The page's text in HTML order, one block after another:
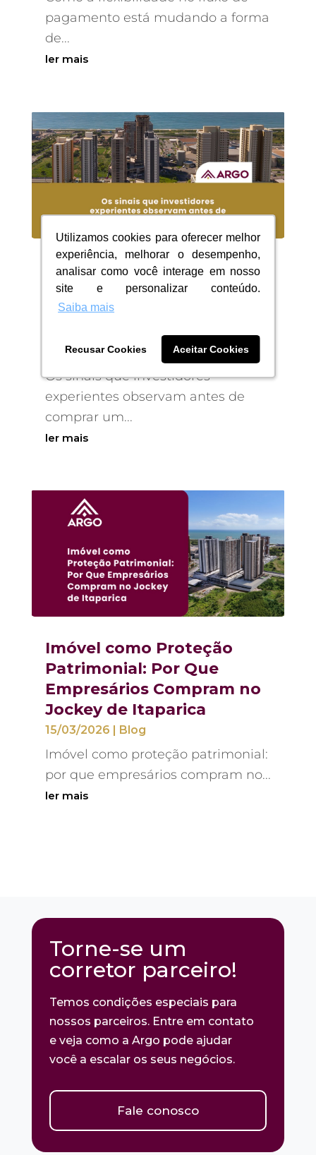
Utilizamos cookies para oferecer melhor
experiência, melhorar o desempenho,
analisar como você interage em nosso
site e personalizar conteúdo.
Saiba mais
Recusar Cookies Aceitar Cookies
Utilizamos cookies para oferecer melhor
experiência, melhorar o desempenho,
analisar como você interage em nosso
site e personalizar conteúdo.
Saiba mais
Recusar Cookies Aceitar Cookies
pagamento está mudando a forma
de...
ler mais
Os sinais que investidores
experientes observam
antes de comprar um
17/06/2026|Blog
Os sinais que investidores
experientes observam antes de
comprar um...
ler mais
Imóvel como Proteção
Patrimonial: Por Que
Empresários Compram no
Jockey de Itaparica
15/03/2026 | Blog
Imóvel como proteção patrimonial:
por que empresários compram no...
ler mais
Torne-se um
corretor parceiro!
Temos condições especiais para
nossos parceiros. Entre em contato
e veja como a Argo pode ajudar
você a escalar os seus negócios.
Fale conosco